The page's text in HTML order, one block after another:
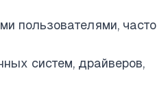
пользователями, часто
систем, драйверов,